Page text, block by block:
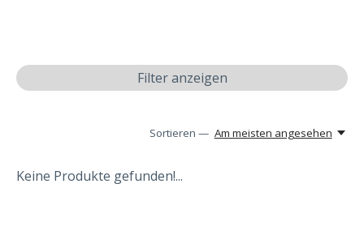
Filter anzeigen
Sortieren — Am meisten angesehen
Keine Produkte gefunden!...